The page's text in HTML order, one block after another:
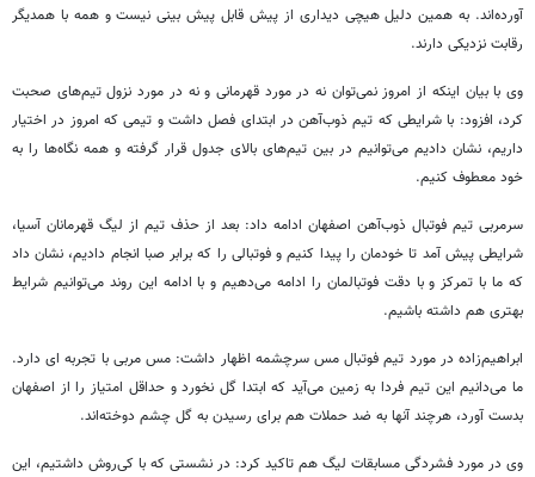
آورده‌اند. به همین دلیل هیچی دیداری از پیش قابل پیش بینی نیست و همه با همدیگر
رقابت نزدیکی دارند.
وی با بیان اینکه از امروز نمی‌توان نه در مورد قهرمانی و نه در مورد نزول تیم‌های صحبت
کرد، افزود: با شرایطی که تیم ذوب‌آهن در ابتدای فصل داشت و تیمی که امروز در اختیار
داریم، نشان دادیم می‌توانیم در بین تیم‌های بالای جدول قرار گرفته و همه نگاه‌ها را به
خود معطوف کنیم.
سرمربی تیم فوتبال ذوب‌آهن اصفهان ادامه داد: بعد از حذف تیم از لیگ قهرمانان آسیا،
شرایطی پیش آمد تا خودمان را پیدا کنیم و فوتبالی را که برابر صبا انجام دادیم، نشان داد
که ما با تمرکز و با دقت فوتبالمان را ادامه می‌دهیم و با ادامه این روند می‌توانیم شرایط
بهتری هم داشته باشیم.
ابراهیم‌زاده در مورد تیم فوتبال مس سرچشمه اظهار داشت: مس مربی با تجربه ای دارد.
ما می‌دانیم این تیم فردا به زمین می‌آید که ابتدا گل نخورد و حداقل امتیاز را از اصفهان
بدست آورد، هرچند آنها به ضد حملات هم برای رسیدن به گل چشم دوخته‌اند.
وی در مورد فشردگی مسابقات لیگ هم تاکید کرد: در نشستی که با کی‌‎روش داشتیم، این